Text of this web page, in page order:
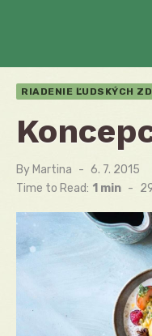
RIADENIE ĽUDSKÝCH
By Martina
Posted
on
6. 7. 2015
Time to Read: 1 min -